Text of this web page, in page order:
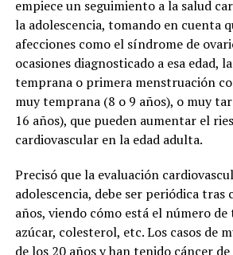
empiece un seguimiento a la salud
la adolescencia, tomando en cuenta
afecciones como el síndrome de
ocasiones diagnosticado a esa edad,
temprana o primera menstruación
muy temprana (8 o 9 años), o muy
16 años), que pueden aumentar el
cardiovascular en la edad adulta.
Precisó que la evaluación
adolescencia, debe ser periódica tras
años, viendo cómo está el número
azúcar, colesterol, etc. Los casos de
de los 20 años y han tenido cáncer